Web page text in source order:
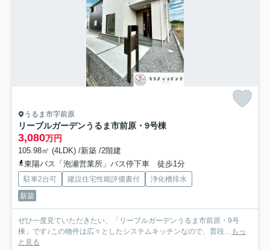
うるま市字前原
リーブルガーデンうるま市前原・9号棟
3,080万円
105.98㎡ (4LDK) /新築 /2階建
東陽バス「泡瀬営業所」バス停下車 徒歩1分
駐車2台可 建設住宅性能評価書付
浄化槽排水
新築
ぜひ一度見ていただきたい、「リーブルガーデンうるま市前原・9号
棟」です♪この物件は広々としたシステムキッチンなので、普段... もっ
と見る